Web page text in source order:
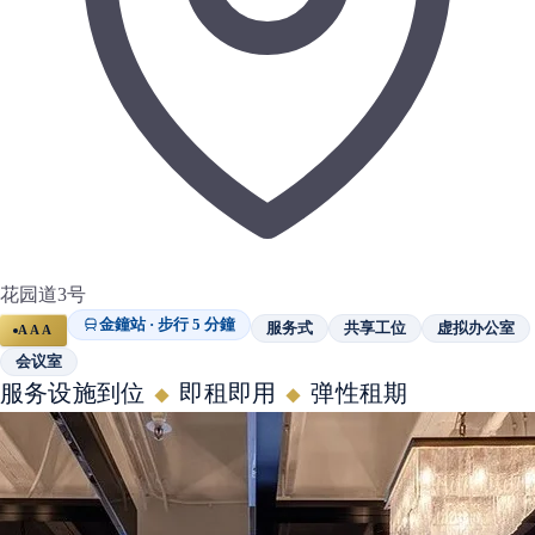
花园道3号
AAA 金鐘站 · 步行 5 分鐘 服务式 共享工位 虚拟办公室
会议室
服务设施到位 ◆ 即租即用 ◆ 弹性租期